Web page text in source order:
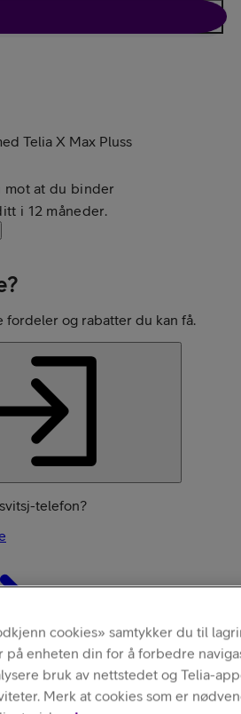
Telia X Max Pluss
mot at du binder
i 12 måneder.
fordeler og rabatter du kan få.
telefon?
cookies» samtykker du til
på enheten din for å forbedre
bruk av nettstedet og Telia-
Merk at cookies som er